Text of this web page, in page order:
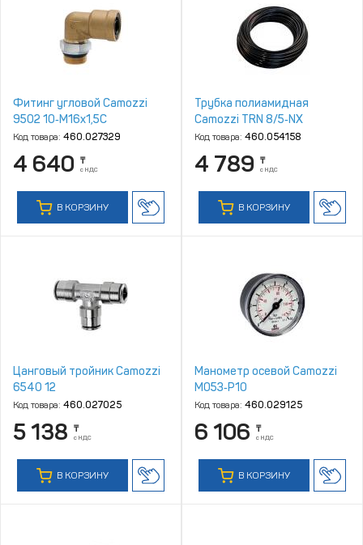
Фитинг угловой Camozzi
9502 10‑M16x1,5C
Код товара: 460.027329
4 640 ₸
с НДС
В КОРЗИНУ
Трубка полиамидная
Camozzi TRN 8/5‑NX
Код товара: 460.054158
4 789 ₸
с НДС
В КОРЗИНУ
Цанговый тройник Camozzi
6540 12
Код товара: 460.027025
5 138 ₸
с НДС
В КОРЗИНУ
Манометр осевой Camozzi
M053‑P10
Код товара: 460.029125
6 106 ₸
с НДС
В КОРЗИНУ